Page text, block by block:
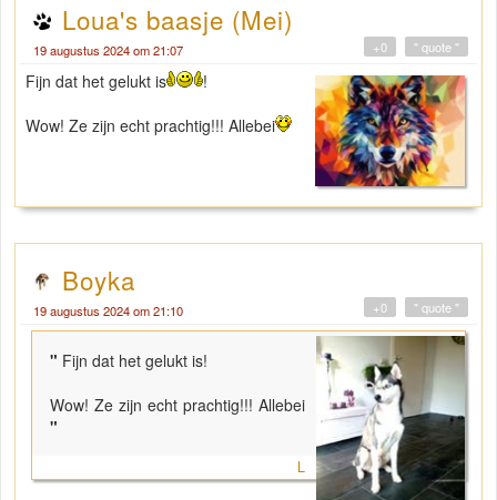
Loua's baasje (Mei)
19 augustus 2024 om 21:07 " quote "
+0
Fijn dat het gelukt is
!
Wow! Ze zijn echt prachtig!!! Allebei
Boyka
19 augustus 2024 om 21:10 " quote "
+0
" Fijn dat het gelukt is!
Wow! Ze zijn echt prachtig!!! Allebei
"
L